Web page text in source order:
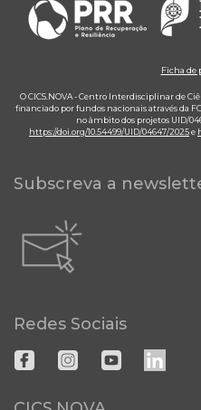
Ficha de
O CICS.NOVA - Centro Interdisciplinar de
financiado por fundos nacionais através da
no âmbito dos projetos UID/
https://doi.org/10.54499/UID/04647/2025e
Subscreva a
Redes Sociais